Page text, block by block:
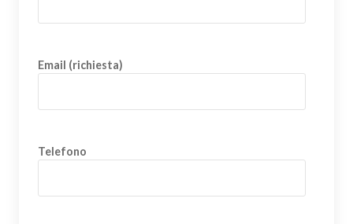
Email (richiesta)
Telefono